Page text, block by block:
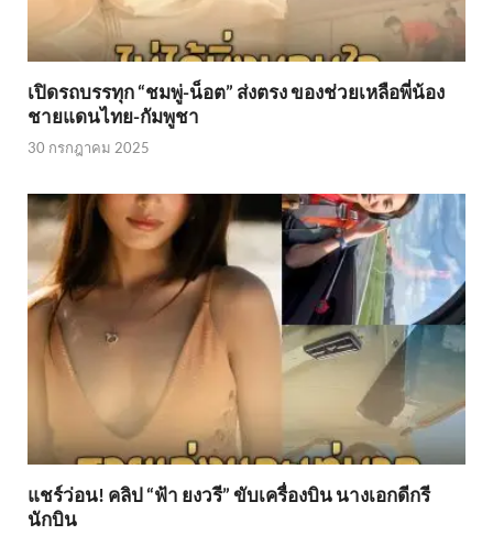
เปิดรถบรรทุก “ชมพู่-น็อต” ส่งตรง ของช่วยเหลือพี่น้อง
ชายแดนไทย-กัมพูชา
30 กรกฎาคม 2025
แชร์ว่อน! คลิป “ฟ้า ยงวรี” ขับเครื่องบิน นางเอกดีกรี
นักบิน